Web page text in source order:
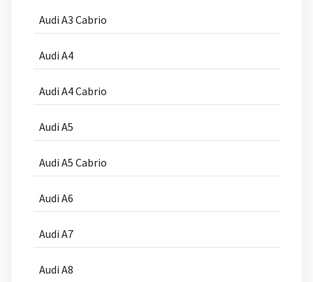
Audi A3 Cabrio
Audi A4
Audi A4 Cabrio
Audi A5
Audi A5 Cabrio
Audi A6
Audi A7
Audi A8